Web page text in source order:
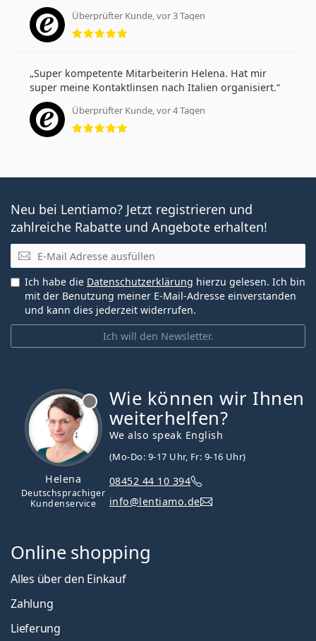
Überprüfter Kunde, vor 3 Tagen
Bewertung 5 aus 5
Super kompetente Mitarbeiterin Helena. Hat mir
super meine Kontaktlinsen nach Italien organisiert.
Überprüfter Kunde, vor 4 Tagen
Bewertung 5 aus 5
Neu bei Lentiamo? Jetzt registrieren und
zahlreiche Rabatte und Angebote erhalten!
E-Mail
Ich will den Newsletter.
Ich habe die Datenschutzerklärung hierzu gelesen. Ich bin
mit der Benutzung meiner E-Mail-Adresse einverstanden
und kann dies jederzeit widerrufen.
Helena
Deutschsprachiger
Kundenservice
Wie können wir Ihnen
weiterhelfen?
We also speak English
(Mo-Do: 9-17 Uhr, Fr: 9-16 Uhr)
08452 44 10 394
info@lentiamo.de
Online shopping
Alles über den Einkauf
Zahlung
Lieferung